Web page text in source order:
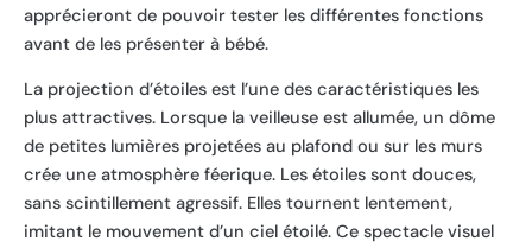
apprécieront de pouvoir tester les différentes fonctions
avant de les présenter à bébé.
La projection d’étoiles est l’une des caractéristiques les
plus attractives. Lorsque la veilleuse est allumée, un dôme
de petites lumières projetées au plafond ou sur les murs
crée une atmosphère féerique. Les étoiles sont douces,
sans scintillement agressif. Elles tournent lentement,
imitant le mouvement d’un ciel étoilé. Ce spectacle visuel